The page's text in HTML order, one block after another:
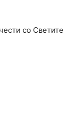
со Светите